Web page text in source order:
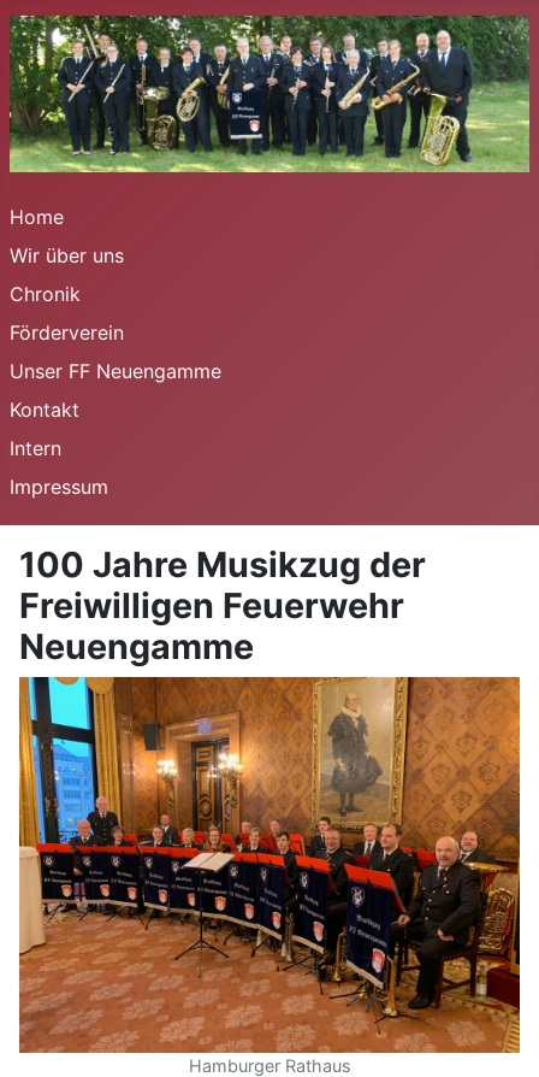
Home
Wir über uns
Chronik
Förderverein
Unser FF Neuengamme
Kontakt
Intern
Impressum
100 Jahre Musikzug der
Freiwilligen Feuerwehr
Neuengamme
Hamburger Rathaus